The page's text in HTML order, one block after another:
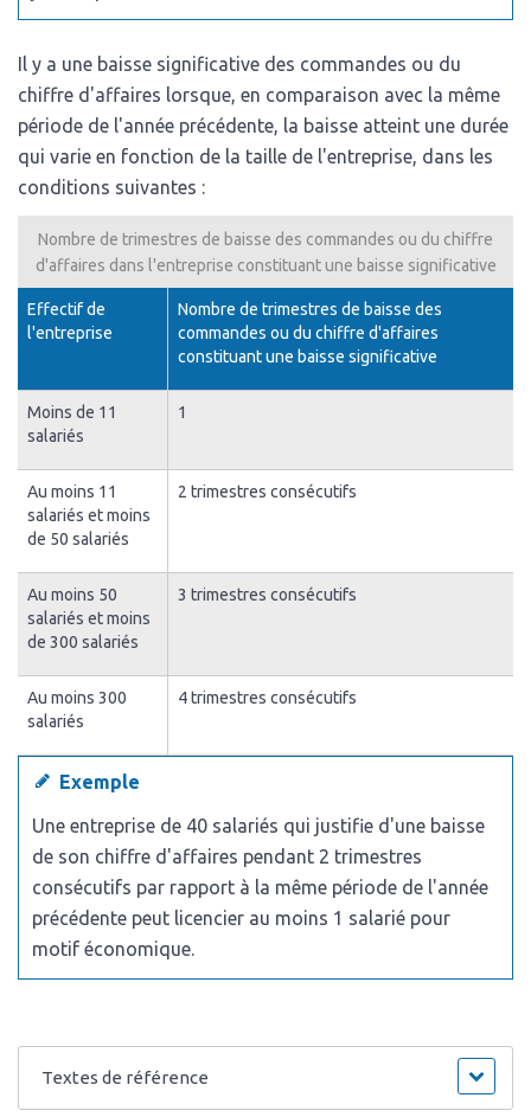
Il y a une baisse significative des commandes ou du
chiffre d'affaires lorsque, en comparaison avec la même
période de l'année précédente, la baisse atteint une durée
qui varie en fonction de la taille de l'entreprise, dans les
conditions suivantes :
Nombre de trimestres de baisse des commandes ou du chiffre
d'affaires dans l'entreprise constituant une baisse significative
Effectif de
l'entreprise
Nombre de trimestres de baisse des
commandes ou du chiffre d'affaires
constituant une baisse significative
Moins de 11
salariés
1
Au moins 11
salariés et moins
de 50 salariés
2 trimestres consécutifs
Au moins 50
salariés et moins
de 300 salariés
3 trimestres consécutifs
Au moins 300
salariés
4 trimestres consécutifs
Exemple
Une entreprise de 40 salariés qui justifie d'une baisse
de son chiffre d'affaires pendant 2 trimestres
consécutifs par rapport à la même période de l'année
précédente peut licencier au moins 1 salarié pour
motif économique.
Textes de référence